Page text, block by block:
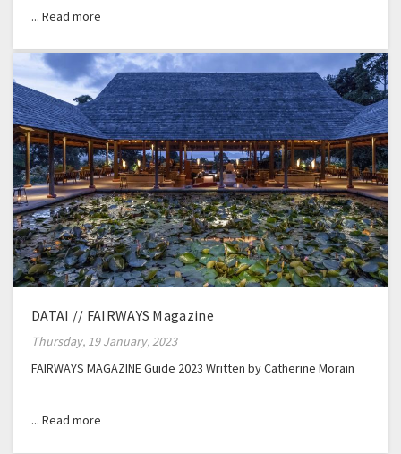
DATAI // FAIRWAYS Magazine
Thursday, 19 January, 2023
FAIRWAYS MAGAZINE Guide 2023 Written by Catherine Morain